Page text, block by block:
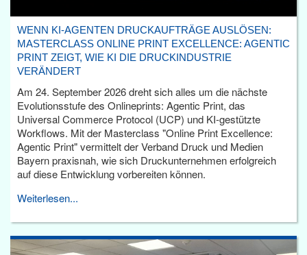
WENN KI-AGENTEN DRUCKAUFTRÄGE AUSLÖSEN:
MASTERCLASS ONLINE PRINT EXCELLENCE: AGENTIC
PRINT ZEIGT, WIE KI DIE DRUCKINDUSTRIE
VERÄNDERT
Am 24. September 2026 dreht sich alles um die nächste
Evolutionsstufe des Onlineprints: Agentic Print, das
Universal Commerce Protocol (UCP) und KI-gestützte
Workflows. Mit der Masterclass "Online Print Excellence:
Agentic Print" vermittelt der Verband Druck und Medien
Bayern praxisnah, wie sich Druckunternehmen erfolgreich
auf diese Entwicklung vorbereiten können.
Weiterlesen...